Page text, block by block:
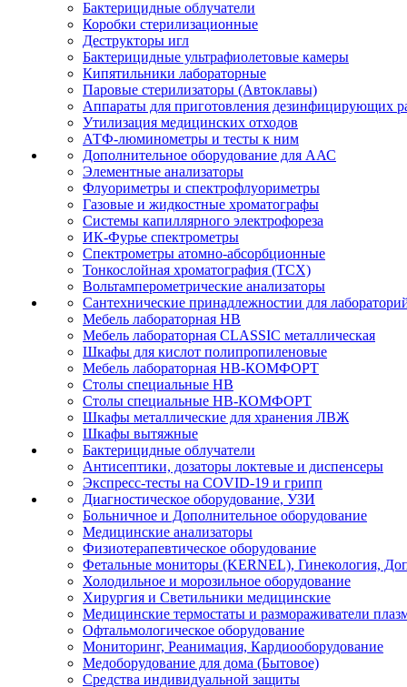
Бактерицидные облучатели
Коробки стерилизационные
Деструкторы игл
Бактерицидные ультрафиолетовые камеры
Кипятильники лабораторные
Паровые стерилизаторы (Автоклавы)
Аппараты для приготовления дезинфицирующих
Утилизация медицинских отходов
АТФ-люминометры и тесты к ним
Дополнительное оборудование для ААС
Элементные анализаторы
Флуориметры и спектрофлуориметры
Газовые и жидкостные хроматографы
Системы капиллярного электрофореза
ИК-Фурье спектрометры
Спектрометры атомно-абсорбционные
Тонкослойная хроматография (ТСХ)
Вольтамперометрические анализаторы
Сантехнические принадлежностии для
Мебель лабораторная НВ
Мебель лабораторная CLASSIC металлическая
Шкафы для кислот полипропиленовые
Мебель лабораторная НВ-КОМФОРТ
Столы специальные НВ
Столы специальные НВ-КОМФОРТ
Шкафы металлические для хранения ЛВЖ
Шкафы вытяжные
Бактерицидные облучатели
Антисептики, дозаторы локтевые и диспенсеры
Экспресс-тесты на COVID-19 и грипп
Диагностическое оборудование, УЗИ
Больничное и Дополнительное оборудование
Медицинские анализаторы
Физиотерапевтическое оборудование
Фетальные мониторы (KERNEL), Гинекология,
Холодильное и морозильное оборудование
Хирургия и Светильники медицинские
Медицинские термостаты и размораживатели
Офтальмологическое оборудование
Мониторинг, Реанимация, Кардиооборудование
Медоборудование для дома (Бытовое)
Средства индивидуальной защиты